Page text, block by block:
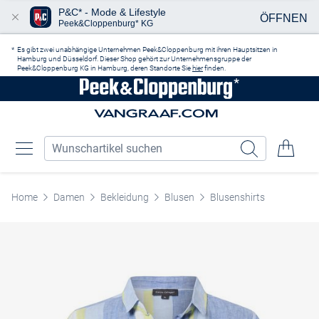
Es gibt zwei unabhängige Unternehmen Peek&Cloppenburg mit ihren Hauptsitzen in
Hamburg und Düsseldorf. Dieser Shop gehört zur Unternehmensgruppe der
Peek&Cloppenburg KG in Hamburg, deren Standorte Sie hierfinden.
Home Damen Bekleidung Blusen Blusenshirts
P&C* - Mode & Lifestyle
Peek&Cloppenburg* KG ÖFFNEN